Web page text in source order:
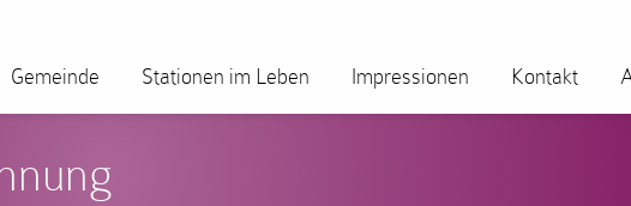
Gemeinde Stationen im Leben Impressionen Kontakt